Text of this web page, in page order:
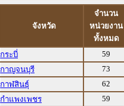
จังหวัด
จำนวน
หน่วยงาน
ทั้งหมด
กระบี่
59
กาญจนบุรี
73
กาฬสินธุ์
62
กำแพงเพชร
59